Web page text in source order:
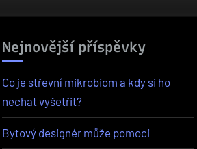
Nejnovější příspěvky
Co je střevní mikrobiom a kdy si ho
nechat vyšetřit?
Bytový designér může pomoci